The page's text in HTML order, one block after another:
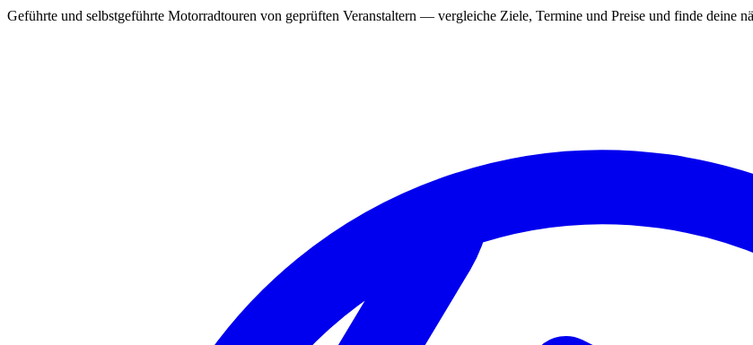
Geführte und selbstgeführte Motorradtouren von geprüften Veranstaltern — vergleiche Ziele, Termine und Preise und finde deine